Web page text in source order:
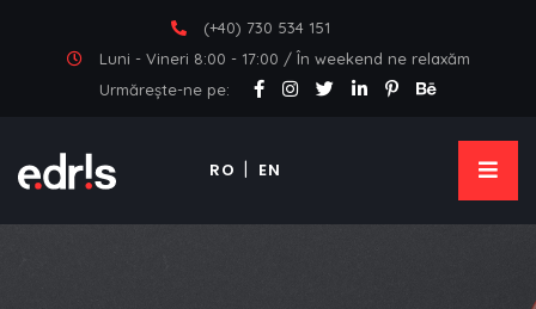
(+40) 730 534 151
Luni - Vineri 8:00 - 17:00 / În weekend ne relaxăm
Urmărește-ne pe:
RO EN